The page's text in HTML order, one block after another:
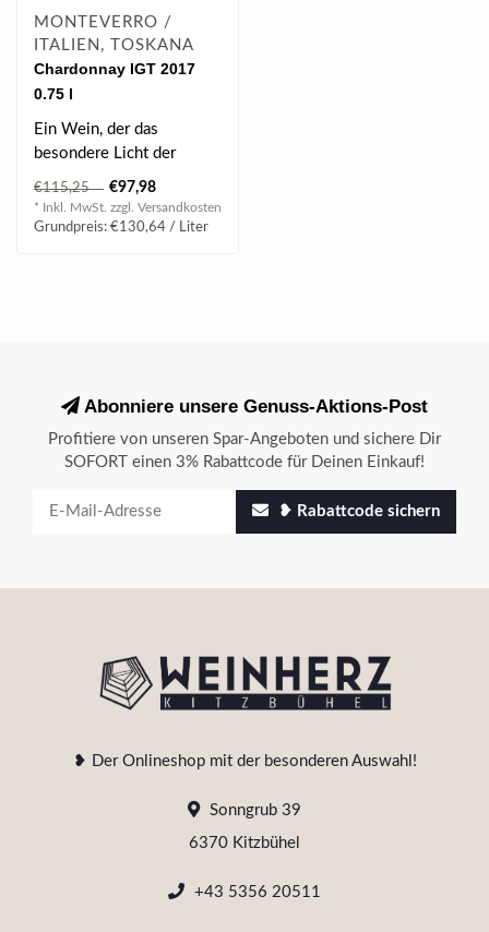
MONTEVERRO /
ITALIEN, TOSKANA
Chardonnay IGT 2017
0.75 l
Ein Wein, der das
besondere Licht der
Maremma wiederspiegelt.
Frische und knacki..
€115,25 €97,98
* Inkl. MwSt. zzgl. Versandkosten
Grundpreis: €130,64 / Liter
Abonniere unsere Genuss-Aktions-Post
Profitiere von unseren Spar-Angeboten und sichere Dir
SOFORT einen 3% Rabattcode für Deinen Einkauf!
❥ Rabattcode sichern
❥ Der Onlineshop mit der besonderen Auswahl!
Sonngrub 39
6370 Kitzbühel
+43 5356 20511